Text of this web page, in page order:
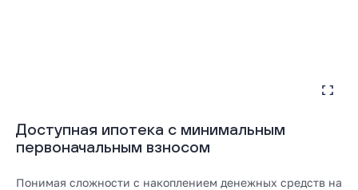
Доступная ипотека с минимальным
первоначальным взносом
Понимая сложности с накоплением денежных средств на